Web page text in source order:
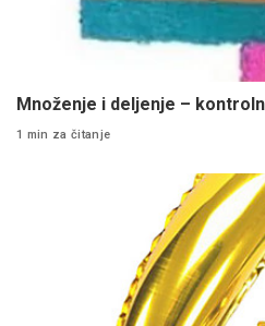
Množenje i deljenje –
1 min za čitanje